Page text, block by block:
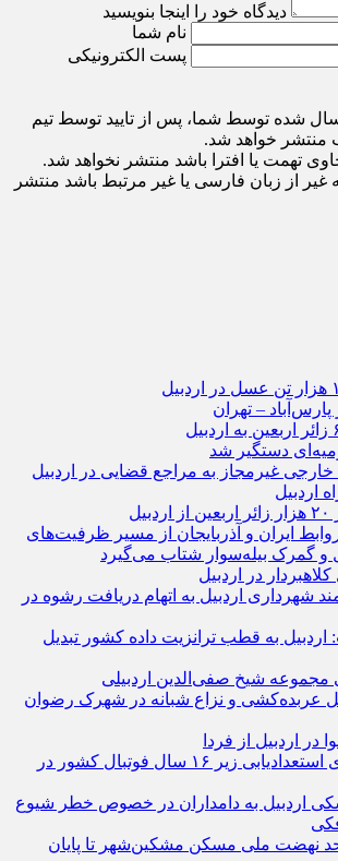
دیدگاه خود را اینجا بنویسید
نام شما
پست الکترونیکی
شده توسط شما، پس از تایید توسط تیم
منتشر خواهد شد.
تهمت یا افترا باشد منتشر نخواهد شد.
غیر از زبان فارسی یا غیر مرتبط باشد منتشر
پارس‌آباد – تهران
دستگیر شد
اردبیل
ایران و آذربایجان از مسیر ظرفیت‌های
و گمرک بیله‌سوار شتاب می‌گیرد
در اردبیل
شهرداری اردبیل به اتهام دریافت رشوه در
اردبیل به قطب ترانزیت داده کشور تبدیل
مجموعه شیخ صفی‌الدین اردبیلی
عربده‌کشی و نزاع شبانه در شهرک رضوان
اردبیل از فردا
برگزاری اردوی استعدادیابی زیر ۱۶ سال فوتبال کشور در
اردبیل به دامداران در خصوص خطر شیوع
۸۶۴ واحد نهضت ملی مسکن مشکین‌شهر تا پایان